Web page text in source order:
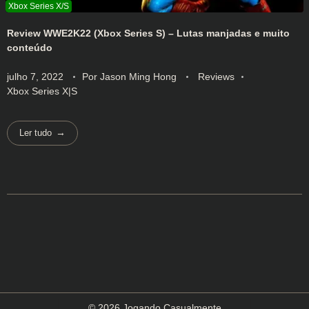
Review WWE2K22 (Xbox Series S) – Lutas manjadas e muito
conteúdo
julho 7, 2022 Por Jason Ming Hong
Reviews
Xbox Series X|S
Ler tudo